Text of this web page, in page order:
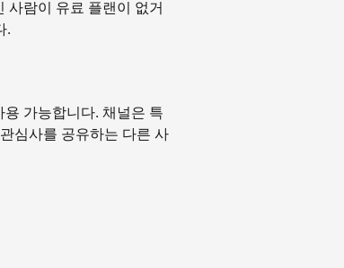
사람이 유료 플랜이 없거
.
가능합니다. 채널은 특
심사를 공유하는 다른 사